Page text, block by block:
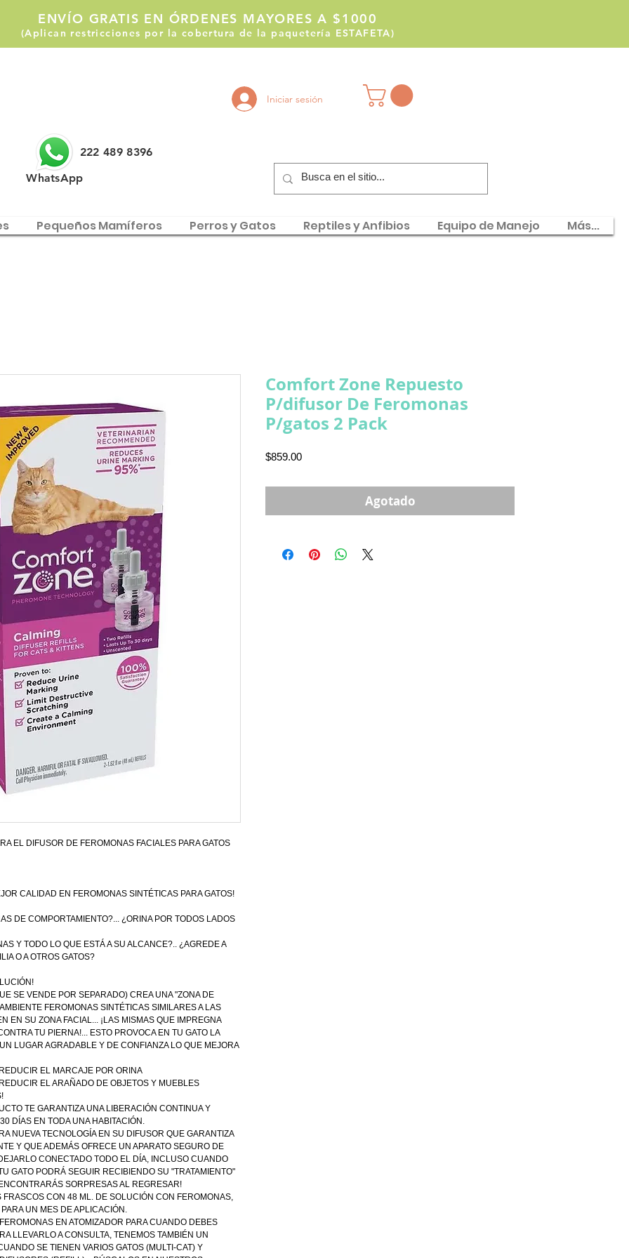
ENVÍO GRATIS EN ÓRDENES MAYORES A $1000
(Aplican restricciones por la cobertura de la paquetería ESTAFETA)
Iniciar sesión
222 489 8396
WhatsApp
Pequeños Mamíferos Perros y Gatos Reptiles y Anfibios Equipo de Manejo Más...
EL DIFUSOR DE FEROMONAS FACIALES PARA GATOS
CALIDAD EN FEROMONAS SINTÉTICAS PARA GATOS!
DE COMPORTAMIENTO?... ¿ORINA POR TODOS LADOS
Y TODO LO QUE ESTÁ A SU ALCANCE?.. ¿AGREDE A
O A OTROS GATOS?
SE VENDE POR SEPARADO) CREA UNA "ZONA DE
FEROMONAS SINTÉTICAS SIMILARES A LAS
EN SU ZONA FACIAL... ¡LAS MISMAS QUE IMPREGNA
TU PIERNA!... ESTO PROVOCA EN TU GATO LA
LUGAR AGRADABLE Y DE CONFIANZA LO QUE MEJORA
EL MARCAJE POR ORINA
EL ARAÑADO DE OBJETOS Y MUEBLES
TE GARANTIZA UNA LIBERACIÓN CONTINUA Y
DÍAS EN TODA UNA HABITACIÓN.
NUEVA TECNOLOGÍA EN SU DIFUSOR QUE GARANTIZA
Y QUE ADEMÁS OFRECE UN APARATO SEGURO DE
CONECTADO TODO EL DÍA, INCLUSO CUANDO
GATO PODRÁ SEGUIR RECIBIENDO SU "TRATAMIENTO"
SORPRESAS AL REGRESAR!
CON 48 ML. DE SOLUCIÓN CON FEROMONAS,
UN MES DE APLICACIÓN.
EN ATOMIZADOR PARA CUANDO DEBES
LLEVARLO A CONSULTA, TENEMOS TAMBIÉN UN
SE TIENEN VARIOS GATOS (MULTI-CAT) Y
Comfort Zone Repuesto
P/difusor De Feromonas
P/gatos 2 Pack
$859.00Precio
Agotado